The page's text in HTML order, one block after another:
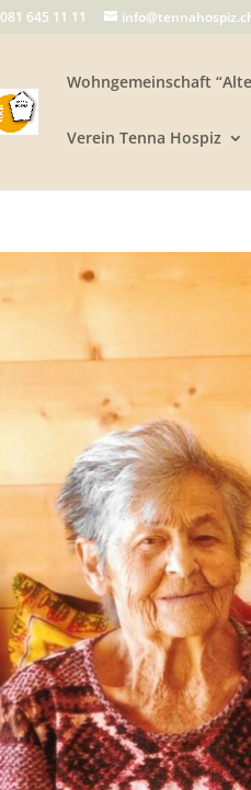
081 645 11 11
Wohngemeinschaft
Verein Tenna Hospiz